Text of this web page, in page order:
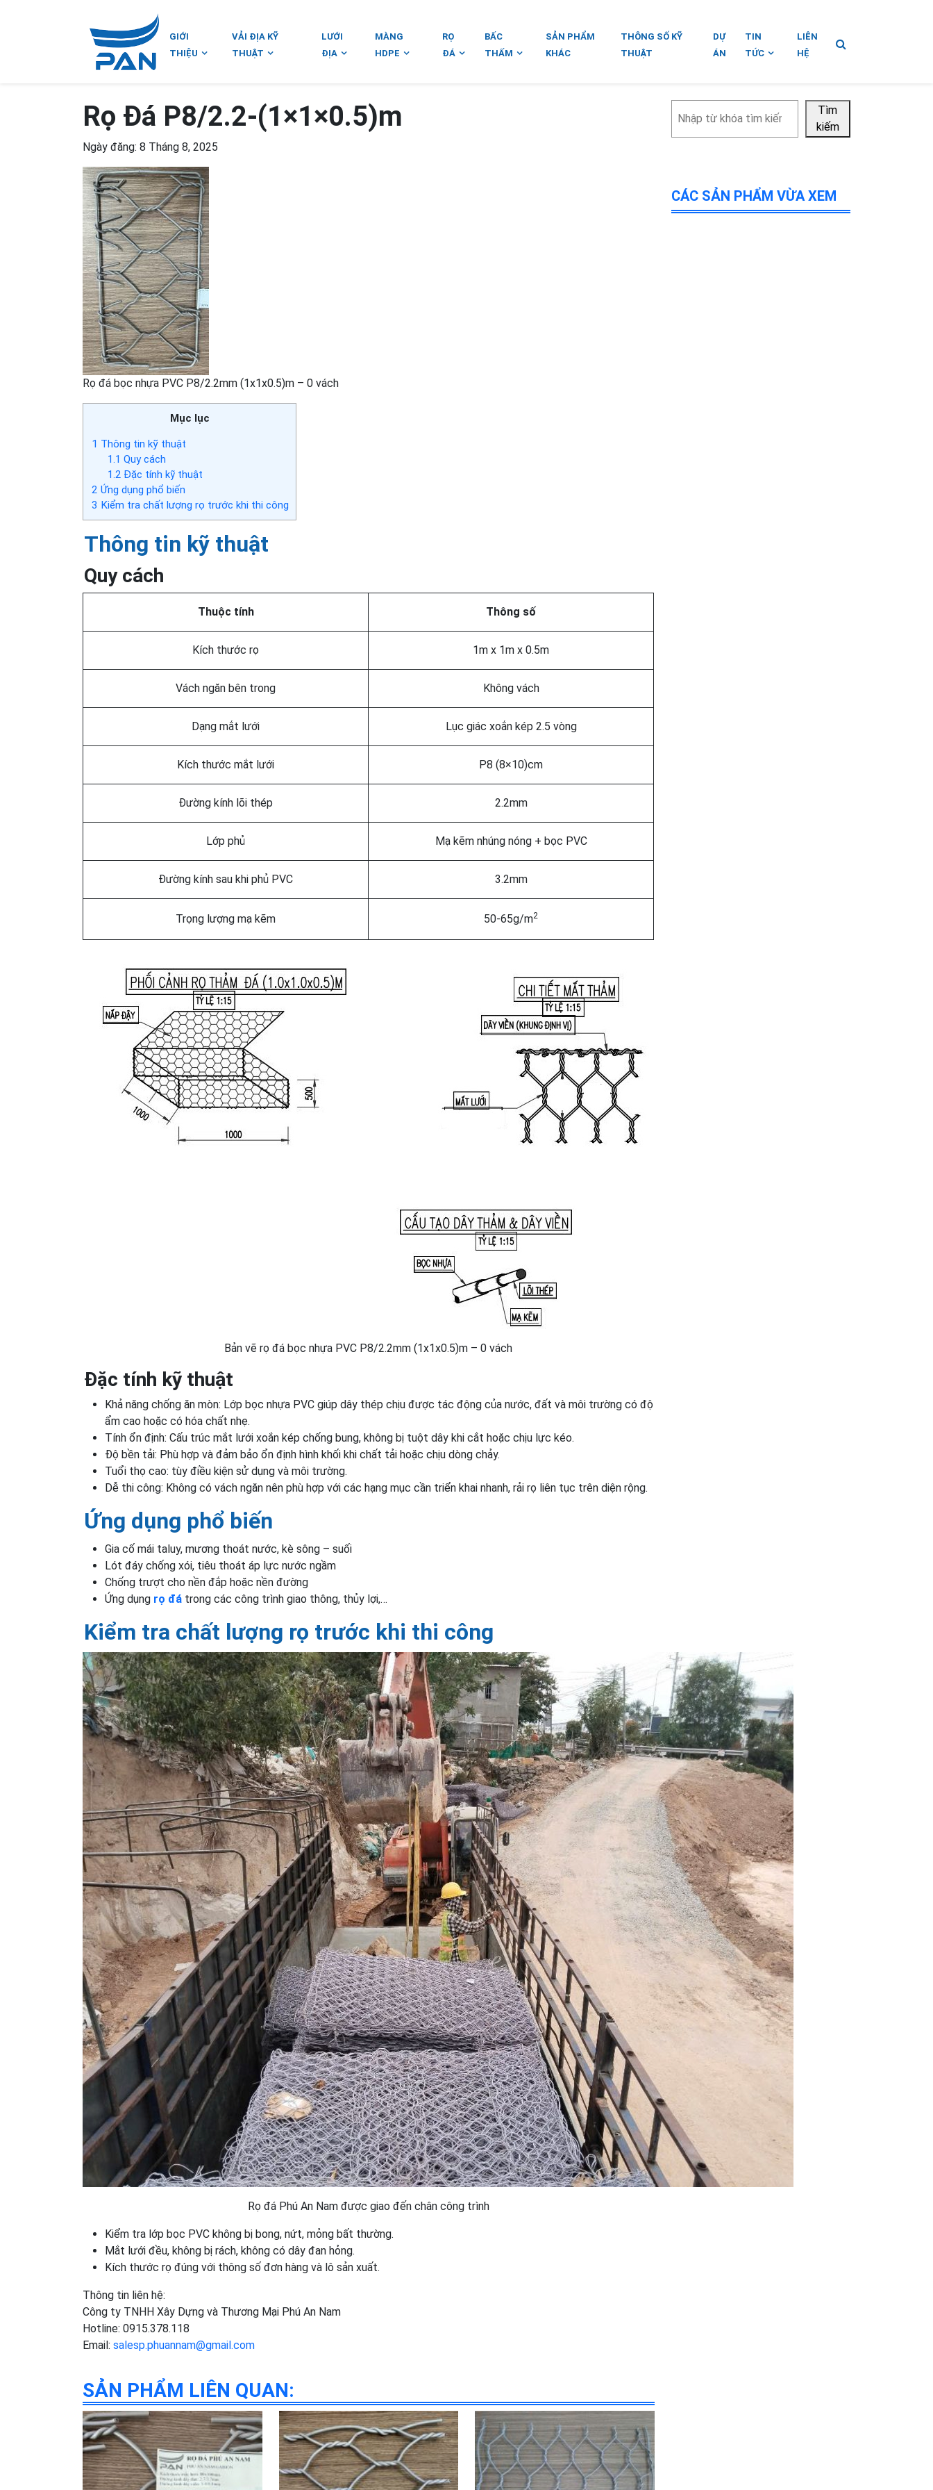
GIỚI
THIỆU
VẢI ĐỊA KỸ
THUẬT
LƯỚI
ĐỊA
MÀNG
HDPE
RỌ
ĐÁ
BẤC
THẤM
SẢN PHẨM
KHÁC
THÔNG SỐ KỸ
THUẬT
DỰ
ÁN
TIN
TỨC
LIÊN
HỆ
Rọ Đá P8/2.2-(1×1×0.5)m
Ngày đăng: 8 Tháng 8, 2025
Rọ đá bọc nhựa PVC P8/2.2mm (1x1x0.5)m – 0 vách
Mục lục
1 Thông tin kỹ thuật
1.1 Quy cách
1.2Đặc tính kỹ thuật
2 Ứng dụng phổ biến
3 Kiểm tra chất lượng rọ trước khi thi công
Thông tin kỹ thuật
Quy cách
Thuộc tính Thông số
Kích thước rọ 1m x 1m x 0.5m
Vách ngăn bên trong Không vách
Dạng mắt lưới Lục giác xoắn kép 2.5 vòng
Kích thước mắt lưới P8 (8×10)cm
Đường kính lõi thép 2.2mm
Lớp phủ Mạ kẽm nhúng nóng + bọc PVC
Đường kính sau khi phủ PVC 3.2mm
Trọng lượng mạ kẽm 50-65g/m2
Bản vẽ rọ đá bọc nhựa PVC P8/2.2mm (1x1x0.5)m – 0 vách
Đặc tính kỹ thuật
Khả năng chống ăn mòn: Lớp bọc nhựa PVC giúp dây thép chịu được tác động của nước, đất và môi trường có độ
ẩm cao hoặc có hóa chất nhẹ.
Tính ổn định: Cấu trúc mắt lưới xoắn kép chống bung, không bị tuột dây khi cắt hoặc chịu lực kéo.
Độ bền tải: Phù hợp và đảm bảo ổn định hình khối khi chất tải hoặc chịu dòng chảy.
Tuổi thọ cao: tùy điều kiện sử dụng và môi trường.
Dễ thi công: Không có vách ngăn nên phù hợp với các hạng mục cần triển khai nhanh, rải rọ liên tục trên diện rộng.
Ứng dụng phổ biến
Gia cố mái taluy, mương thoát nước, kè sông – suối
Lót đáy chống xói, tiêu thoát áp lực nước ngầm
Chống trượt cho nền đắp hoặc nền đường
Ứng dụng rọ đá trong các công trình giao thông, thủy lợi,…
Kiểm tra chất lượng rọ trước khi thi công
Rọ đá Phú An Nam được giao đến chân công trình
Kiểm tra lớp bọc PVC không bị bong, nứt, mỏng bất thường.
Mắt lưới đều, không bị rách, không có dây đan hỏng.
Kích thước rọ đúng với thông số đơn hàng và lô sản xuất.
Thông tin liên hệ:
Công ty TNHH Xây Dựng và Thương Mại Phú An Nam
Hotline: 0915.378.118
Email: salesp.phuannam@gmail.com
SẢN PHẨM LIÊN QUAN:
kiếm
Tìm
kiếm
CÁC SẢN PHẨM VỪA XEM